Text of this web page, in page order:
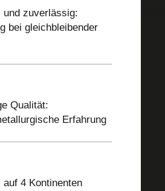
und zuverlässig:
bei gleichbleibender
Qualität:
Erfahrung
4 Kontinenten